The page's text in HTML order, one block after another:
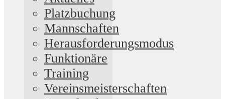
Platzbuchung
Mannschaften
Herausforderungsmodus
Funktionäre
Training
Vereinsmeisterschaften